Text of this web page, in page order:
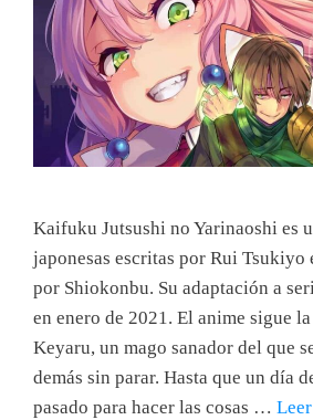
Kaifuku Jutsushi no Yarinaoshi es
japonesas escritas por Rui Tsukiyo
por Shiokonbu. Su adaptación a
en enero de 2021. El anime sigue
Keyaru, un mago sanador del que
demás sin parar. Hasta que un día
pasado para hacer las cosas …